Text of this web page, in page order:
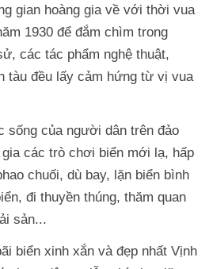
gian hoàng gia về với thời vua
1930 để đắm chìm trong
các tác phẩm nghệ thuật,
tàu đều lấy cảm hứng từ vị vua
sống của người dân trên đảo
gia các trò chơi biển mới lạ, hấp
chuối, dù bay, lặn biển bình
đi thuyền thúng, thăm quan
sản...
biển xinh xắn và đẹp nhất Vịnh